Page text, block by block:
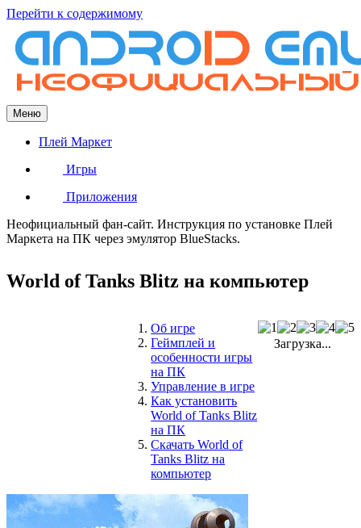
Перейти к содержимому
Меню
Плей Маркет
Игры
Приложения
Неофициальный фан-сайт. Инструкция по установке Плей
Маркета на ПК через эмулятор BlueStacks.
World of Tanks Blitz на компьютер
Загрузка...
Об игре
Геймплей и
особенности игры
на ПК
Управление в игре
Как установить
World of Tanks Blitz
на ПК
Скачать World of
Tanks Blitz на
компьютер